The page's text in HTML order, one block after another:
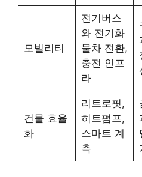
모빌리티
전기버스
와 전기화
물차 전환,
충전 인프
라
건물 효율
화
리트로핏,
히트펌프,
스마트 계
측